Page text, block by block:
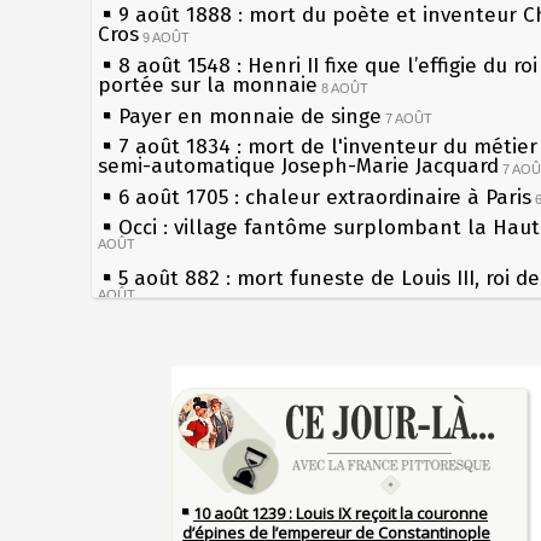
9 août 1888 : mort du poète et inventeur
Cros 9 AOÛT
8 août 1548 : Henri II fixe que l’effigie du
portée sur la monnaie 8 AOÛT
Payer en monnaie de singe 7 AOÛT
7 août 1834 : mort de l'inventeur du
semi-automatique Joseph-Marie Jacquard 7
6 août 1705 : chaleur extraordinaire à Paris
Occi : village fantôme surplombant la
AOÛT
5 août 882 : mort funeste de Louis III, roi
AOÛT
Rouelle 3 AOÛT
Musée Jean de La Fontaine : réouverture
rénovation 2 AOÛT
2 août 1802 : Bonaparte est nommé
1er août 1589 : Henri III est poignardé à
les siècles
27 mai 1610 : supplice de François
du roi Henri IV
Pierre qui roule n'amasse pas mousse
Qui aime bien châtie bien
Tout vient à point à qui sait attendre